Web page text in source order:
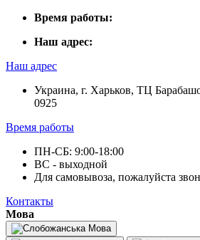
Время работы:
Наш адрес:
Наш адрес
Украина, г. Харьков, ТЦ
0925
Время работы
ПН-СБ: 9:00-18:00
ВС - выходной
Для самовывоза, пожалуйста
Контакты
Мова
Мова